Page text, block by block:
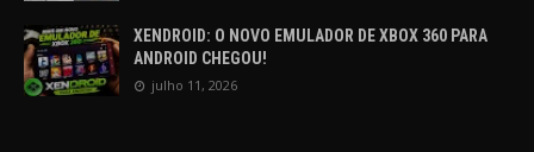
XENDROID: O NOVO EMULADOR DE XBOX 360 PARA
ANDROID CHEGOU!
julho 11, 2026